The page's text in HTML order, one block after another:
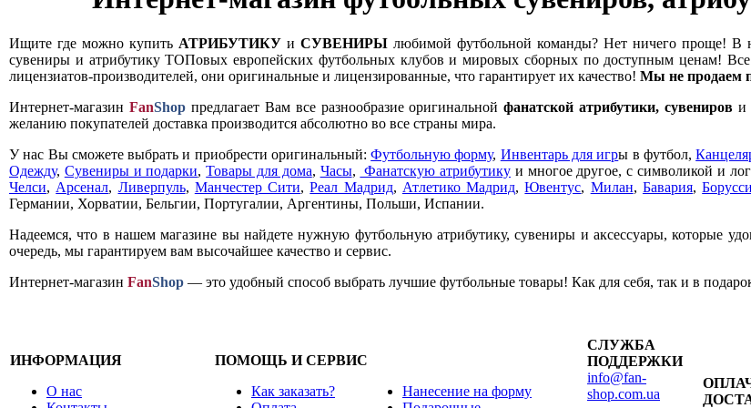
Ищите где можно купить АТРИБУТИКУ и СУВЕНИРЫ любимой футбольной команды? Нет ничего проще! В
сувениры и атрибутику ТОПовых европейских футбольных клубов и мировых сборных по доступным ценам! Все
лицензиатов-производителей, они оригинальные и лицензированные, что гарантирует их качество! Мы не продаем
Интернет-магазин FanShopпредлагает Вам все разнообразие оригинальнойфанатской атрибутики, сувениров и
желанию покупателей доставка производится абсолютно во все страны мира.
У нас Вы сможете выбрать и приобрести оригинальный:Футбольную форму, Инвентарь для игры в футбол,
Одежду, Сувениры и подарки,Товары для дома, Часы, Фанатскую атрибутикуи многое другое, с символикой и
Челси, Арсенал, Ливерпуль, Манчестер Сити,Реал Мадрид, Атлетико Мадрид,Ювентус, Милан, Бавария,
Германии, Хорватии, Бельгии, Португалии, Аргентины, Польши, Испании.
Надеемся, что в нашем магазине вы найдете нужную футбольную атрибутику, сувениры и аксессуары, которые
очередь, мы гарантируем вам высочайшее качество и сервис.
Интернет-магазин FanShop — это удобный способ выбрать лучшие футбольные товары! Как для себя, так и в
ИНФОРМАЦИЯ
О нас
ПОМОЩЬ И СЕРВИС
Как заказать?
Нанесение на форму
СЛУЖБА
ПОДДЕРЖКИ
info@fan-
shop.com.ua